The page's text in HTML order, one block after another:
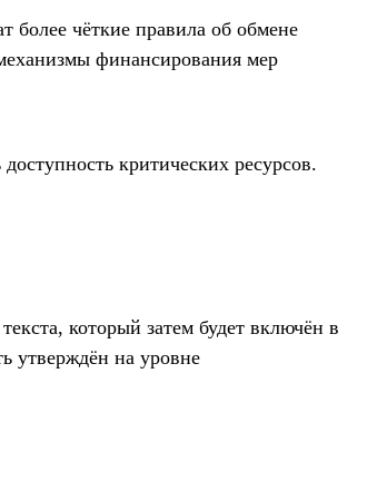
более чёткие правила об обмене
финансирования мер
критических ресурсов.
который затем будет включён в
утверждён на уровне